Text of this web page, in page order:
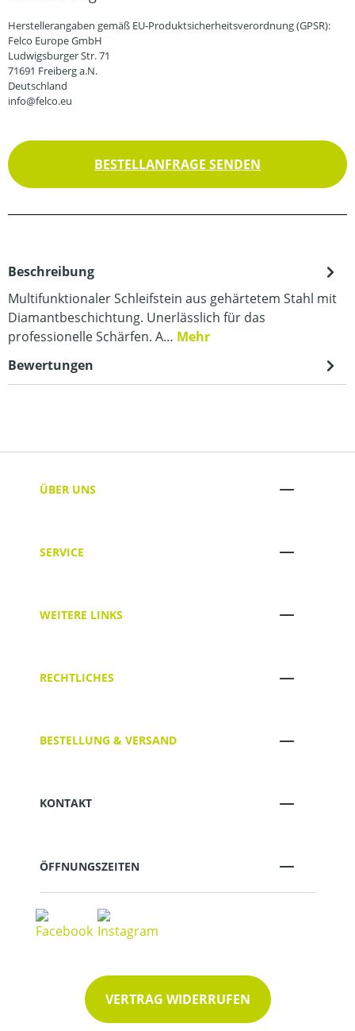
Herstellerangaben gemäß EU-Produktsicherheitsverordnung (GPSR):
Felco Europe GmbH
Ludwigsburger Str. 71
71691 Freiberg a.N.
Deutschland
info@felco.eu
BESTELLANFRAGE SENDEN
Beschreibung
Multifunktionaler Schleifstein aus gehärtetem Stahl mit
Diamantbeschichtung. Unerlässlich für das
professionelle Schärfen. A… Mehr
Bewertungen
ÜBER UNS
SERVICE
WEITERE LINKS
RECHTLICHES
BESTELLUNG & VERSAND
KONTAKT
ÖFFNUNGSZEITEN
VERTRAG WIDERRUFEN